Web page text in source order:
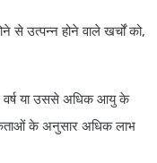
से उत्पन्न होने वाले खर्चों को,
या उससे अधिक आयु के
के अनुसार अधिक लाभ